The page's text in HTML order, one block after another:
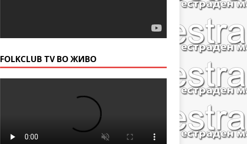
FOLKCLUB TV ВО ЖИВО